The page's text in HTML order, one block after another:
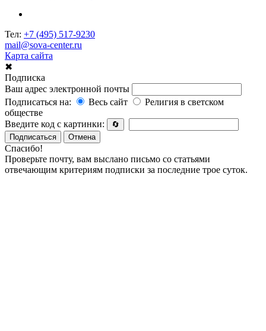
Тел: +7 (495) 517-9230
mail@sova-center.ru
Карта сайта
✖
Подписка
Ваш адрес электронной почты
Подписаться на:
Весь сайт
Религия в светском
обществе
Введите код с картинки:
🔄
Подписаться
Отмена
Спасибо!
Проверьте почту, вам выслано письмо со статьями
отвечающим критериям подписки за последние трое суток.